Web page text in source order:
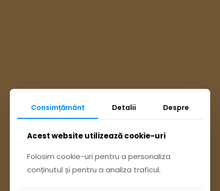
Ai întrebări? Accesează
Pagina Contact
Consimțământ Detalii Despre
Acest website utilizează cookie-uri
Folosim cookie-uri pentru a personaliza
conținutul și pentru a analiza traficul.